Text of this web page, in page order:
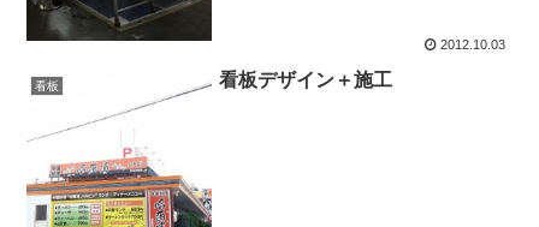
2012.10.03
看板 看板デザイン＋施工